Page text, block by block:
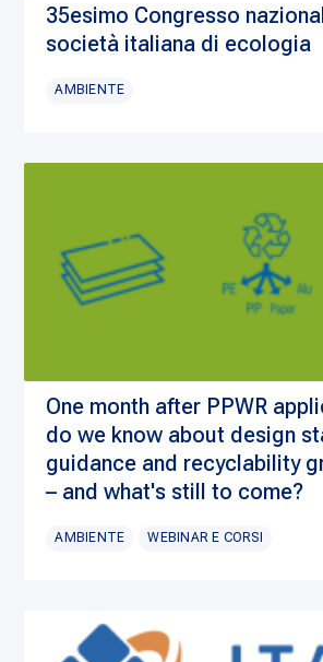
35esimo Congresso
società italiana di ecologia
AMBIENTE
One month after PPWR
do we know about design
guidance and recyclability
– and what's still to come?
AMBIENTE WEBINAR E CORSI